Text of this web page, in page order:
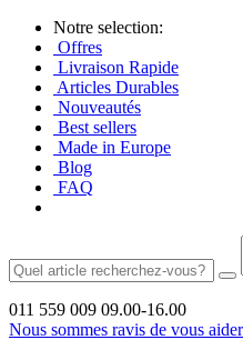
Notre selection:
Offres
Livraison Rapide
Articles Durables
Nouveautés
Best sellers
Made in Europe
Blog
FAQ
011 559 009 09.00-16.00
Nous sommes ravis de vous